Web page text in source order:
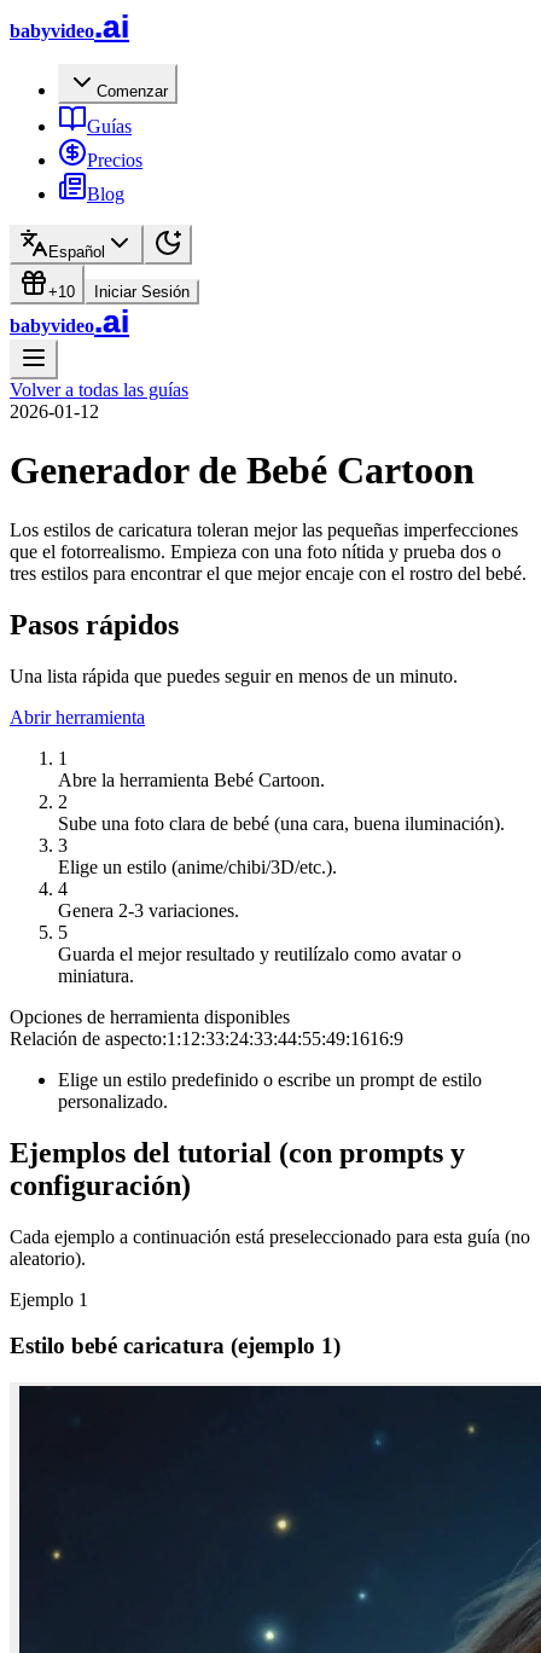
babyvideo.ai
Comenzar
Guías
Precios
Blog
Español
+10 Iniciar Sesión
babyvideo.ai
Volver a todas las guías
2026-01-12
Generador de Bebé Cartoon
Los estilos de caricatura toleran mejor las pequeñas imperfecciones
que el fotorrealismo. Empieza con una foto nítida y prueba dos o
tres estilos para encontrar el que mejor encaje con el rostro del bebé.
Pasos rápidos
Una lista rápida que puedes seguir en menos de un minuto.
Abrir herramienta
1
Abre la herramienta Bebé Cartoon.
2
Sube una foto clara de bebé (una cara, buena iluminación).
3
Elige un estilo (anime/chibi/3D/etc.).
4
Genera 2-3 variaciones.
5
Guarda el mejor resultado y reutilízalo como avatar o
miniatura.
Opciones de herramienta disponibles
Relación de aspecto:1:1 2:33:24:33:44:55:49:1616:9
Elige un estilo predefinido o escribe un prompt de estilo
personalizado.
Ejemplos del tutorial (con prompts y
configuración)
Cada ejemplo a continuación está preseleccionado para esta guía (no
aleatorio).
Ejemplo 1
Estilo bebé caricatura (ejemplo 1)